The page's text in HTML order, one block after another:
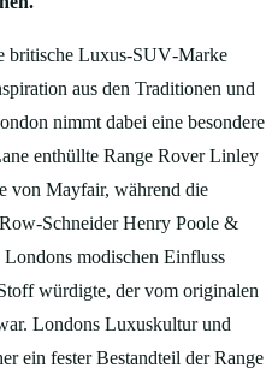
britische Luxus‑SUV‑Marke
aus den Traditionen und
nimmt dabei eine besondere
enthüllte Range Rover Linley
von Mayfair, während die
Henry Poole &
modischen Einfluss
würdigte, der vom originalen
Londons Luxuskultur und
ein fester Bestandteil der Range